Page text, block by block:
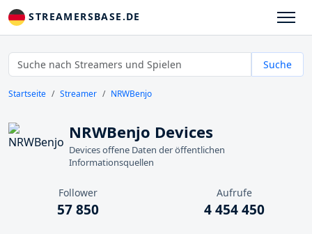
STREAMERSBASE.DE
Suche
Startseite Streamer NRWBenjo
NRWBenjo Devices
Devices offene Daten der öffentlichen
Informationsquellen
Follower
57 850
Aufrufe
4 454 450